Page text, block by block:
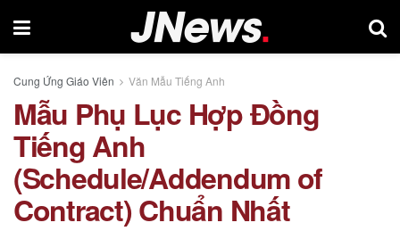
Cung Ứng Giáo Viên Văn Mẫu Tiếng Anh
Mẫu Phụ Lục Hợp Đồng
Tiếng Anh
(Schedule/Addendum of
Contract) Chuẩn Nhất